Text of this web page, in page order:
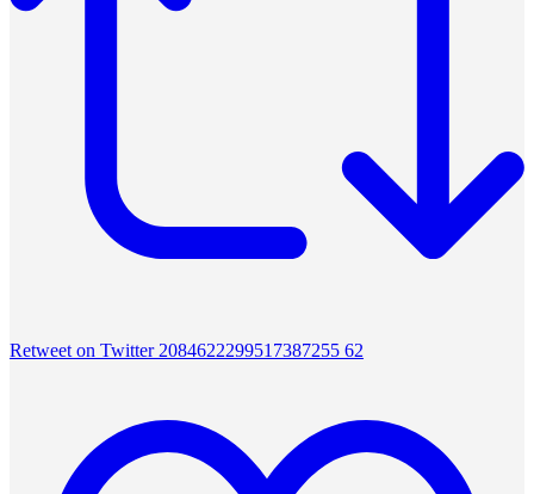
Retweet on Twitter 2084622299517387255 62